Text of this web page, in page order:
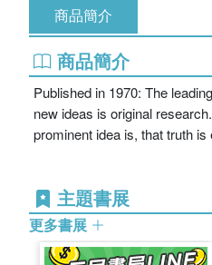
商品簡介
商品簡介
Published in 1970: The
new ideas is original
prominent idea is, that truth
主題書展
更多書展